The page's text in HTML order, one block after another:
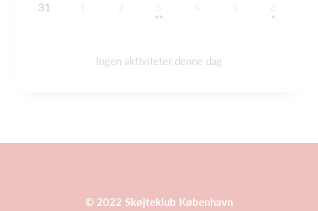
31
Ingen aktiviteter denne dag
© 2022 Skøjteklub København